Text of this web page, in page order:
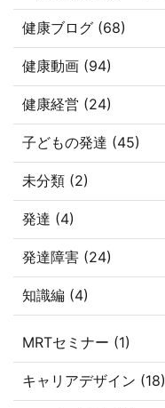
健康ブログ (68)
健康動画 (94)
健康経営 (24)
子どもの発達 (45)
未分類 (2)
発達 (4)
発達障害 (24)
知識編 (4)
MRTセミナー (1)
キャリアデザイン (18)